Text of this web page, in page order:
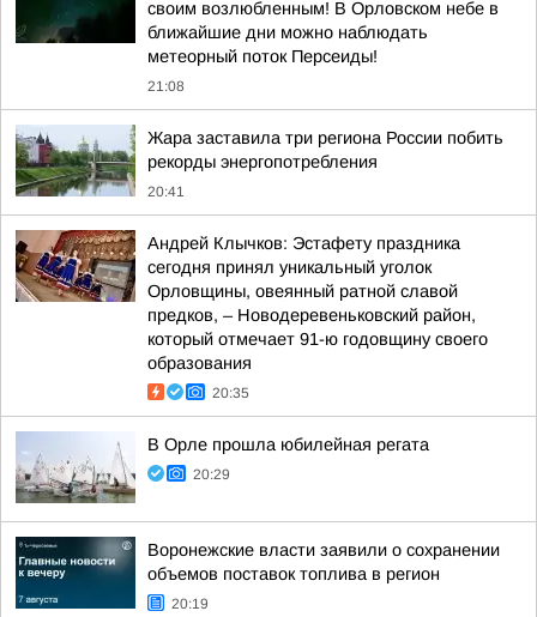
своим возлюбленным! В Орловском небе в
ближайшие дни можно наблюдать
метеорный поток Персеиды!
21:08
Жара заставила три региона России побить
рекорды энергопотребления
20:41
Андрей Клычков: Эстафету праздника
сегодня принял уникальный уголок
Орловщины, овеянный ратной славой
предков, – Новодеревеньковский район,
который отмечает 91-ю годовщину своего
образования
20:35
В Орле прошла юбилейная регата
20:29
Воронежские власти заявили о сохранении
объемов поставок топлива в регион
20:19